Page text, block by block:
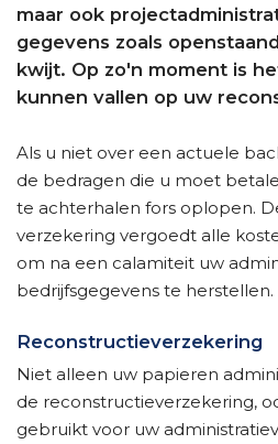
maar ook
gegevens zoals
kwijt. Op zo'n moment is
kunnen vallen op uw
Als u niet over een actuele
de bedragen die u moet
te achterhalen fors oplopen.
verzekering vergoedt alle
om na een calamiteit uw
bedrijfsgegevens te herstellen.
Reconstructieverzekering
Niet alleen uw papieren
de reconstructieverzekering,
gebruikt voor uw